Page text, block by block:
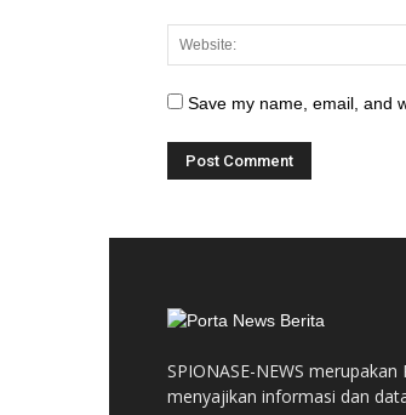
Save my name, email, and
SPIONASE-NEWS
menyajikan informasi dan